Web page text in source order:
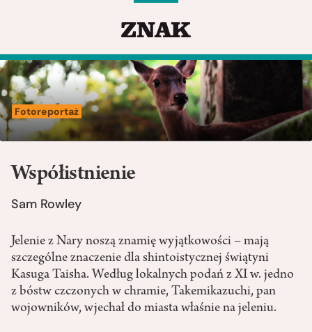
Fotoreportaż
Współistnienie
Sam Rowley
Jelenie z Nary noszą znamię wyjątkowości – mają
szczególne znaczenie dla shintoistycznej świątyni
Kasuga Taisha. Według lokalnych podań z XI w. jedno
z bóstw czczonych w chramie, Takemikazuchi, pan
wojowników, wjechał do miasta właśnie na jeleniu.